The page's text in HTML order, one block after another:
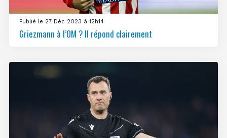
Publié le 27 Déc 2023 à 12h14
Griezmann à l’OM ? Il répond clairement